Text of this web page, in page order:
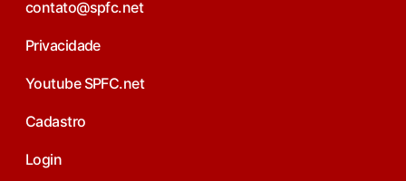
contato@spfc.net
Privacidade
Youtube SPFC.net
Cadastro
Login